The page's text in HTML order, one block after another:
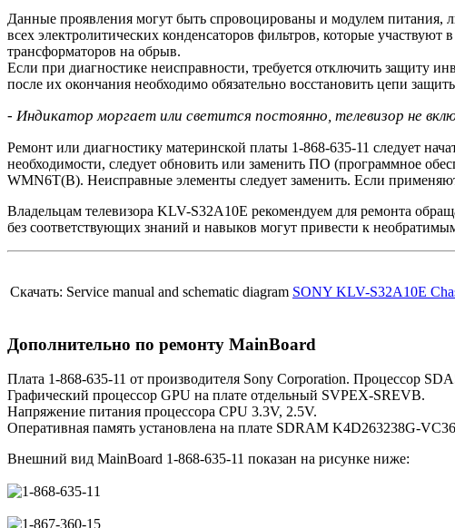
Данные проявления могут быть спровоцированы и модулем питания,
всех электролитических конденсаторов фильтров, которые
трансформаторов на обрыв.
Если при диагностике неисправности, требуется отключить защиту
после их окончания необходимо обязательно восстановить цепи
- Индикатор моргает или светится постоянно, телевизор не
Ремонт или диагностику материнской платы 1-868-635-11 следует
необходимости, следует обновить или заменить ПО (программное
WMN6T(B). Неисправные элементы следует заменить. Если
Владельцам телевизора KLV-S32A10E рекомендуем для ремонта
без соответствующих знаний и навыков могут привести к
Скачать: Service manual and schematic diagram SONY KLV-S32A10E
Дополнительно по ремонту MainBoard
Плата 1-868-635-11 от производителя Sony Corporation. Процессор
Графический процессор GPU на плате отдельный SVPEX-SREVB.
Напряжение питания процессора CPU 3.3V, 2.5V.
Оперативная память установлена на плате SDRAM K4D263238G-
Внешний вид MainBoard 1-868-635-11 показан на рисунке ниже: